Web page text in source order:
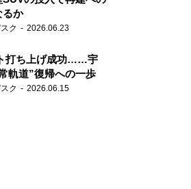
るか
ク 2026.06.23
打ち上げ成功……宇
軌道”復帰への一歩
ク 2026.06.15